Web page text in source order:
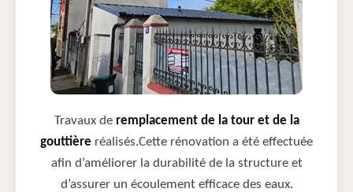
Travaux de remplacement de la tour et de la
gouttière réalisés.Cette rénovation a été effectuée
afin d’améliorer la durabilité de la structure et
d’assurer un écoulement efficace des eaux.